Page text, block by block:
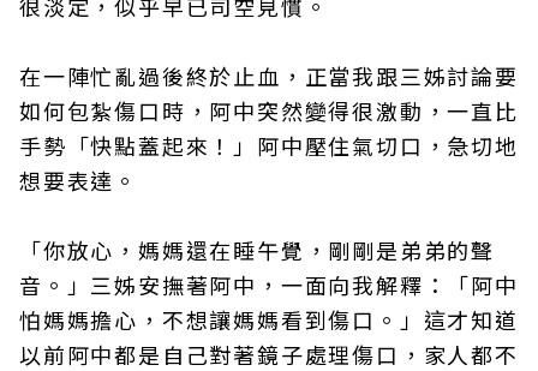
在一陣忙亂過後終於止血，正當我跟三姊討論要
如何包紮傷口時，阿中突然變得很激動，一直比
手勢「快點蓋起來！」阿中壓住氣切口，急切地
想要表達。
「你放心，媽媽還在睡午覺，剛剛是弟弟的聲
音。」三姊安撫著阿中，一面向我解釋：「阿中
怕媽媽擔心，不想讓媽媽看到傷口。」這才知道
以前阿中都是自己對著鏡子處理傷口，家人都不